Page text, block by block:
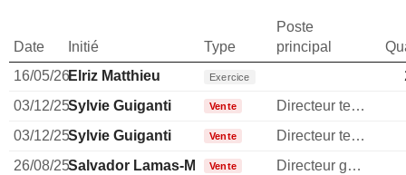
Date Initié Type
Poste
principal
16/05/26Elriz Matthieu Exercice
03/12/25Sylvie Guiganti Vente
Directeur technique
03/12/25Sylvie Guiganti Vente
Directeur technique
26/08/25Salvador Lamas-Mantec
Vente
Directeur general